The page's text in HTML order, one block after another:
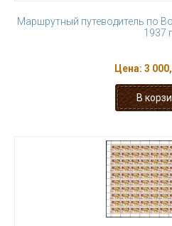
Маршрутный путеводитель по
1937 г.
Цена: 3